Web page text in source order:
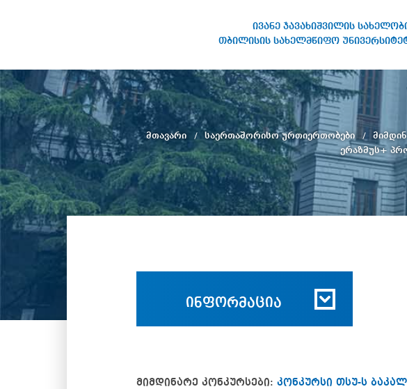
ივანე ჯავახიშვილის
თბილისის სახელმწიფო
სახელობის თბილისის
სახელმწიფო უნივერსიტეტი
მთავარი საერთაშორისო ურთიერთობები
ერაზმუს+
ინფორმაცია
მიმდინარე კონკურსები: კონკურსი თსუ-ს